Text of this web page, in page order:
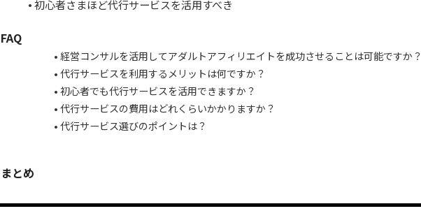
初心者さまほど代行サービスを活用すべき
FAQ
経営コンサルを活用してアダルトアフィリエイトを成功させることは可能ですか？
代行サービスを利用するメリットは何ですか？
初心者でも代行サービスを活用できますか？
代行サービスの費用はどれくらいかかりますか？
代行サービス選びのポイントは？
まとめ